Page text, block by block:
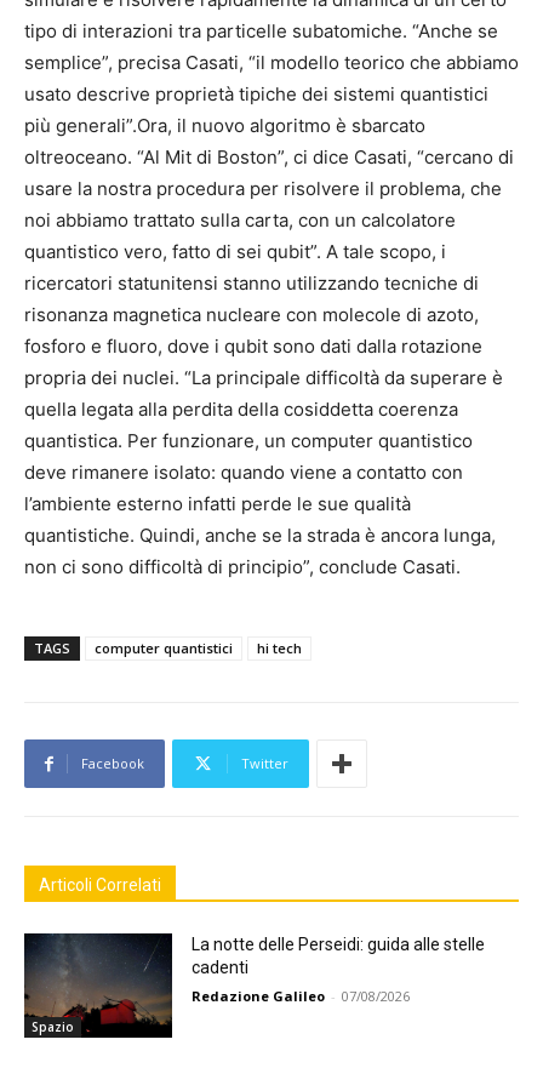
tipo di interazioni tra particelle subatomiche. “Anche se
semplice”, precisa Casati, “il modello teorico che abbiamo
usato descrive proprietà tipiche dei sistemi quantistici
più generali”.Ora, il nuovo algoritmo è sbarcato
oltreoceano. “Al Mit di Boston”, ci dice Casati, “cercano di
usare la nostra procedura per risolvere il problema, che
noi abbiamo trattato sulla carta, con un calcolatore
quantistico vero, fatto di sei qubit”. A tale scopo, i
ricercatori statunitensi stanno utilizzando tecniche di
risonanza magnetica nucleare con molecole di azoto,
fosforo e fluoro, dove i qubit sono dati dalla rotazione
propria dei nuclei. “La principale difficoltà da superare è
quella legata alla perdita della cosiddetta coerenza
quantistica. Per funzionare, un computer quantistico
deve rimanere isolato: quando viene a contatto con
l’ambiente esterno infatti perde le sue qualità
quantistiche. Quindi, anche se la strada è ancora lunga,
non ci sono difficoltà di principio”, conclude Casati.
TAGS computer quantistici hi tech
Facebook Twitter
Articoli Correlati
Spazio
La notte delle Perseidi: guida alle stelle
cadenti
Redazione Galileo - 07/08/2026